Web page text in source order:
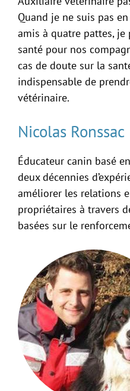
Quand je ne suis pas
amis à quatre pattes, je
santé pour nos
cas de doute sur la
indispensable de
vétérinaire.
Nicolas Ronssac
Éducateur canin basé
deux décennies
améliorer les relations
propriétaires à travers
basées sur le